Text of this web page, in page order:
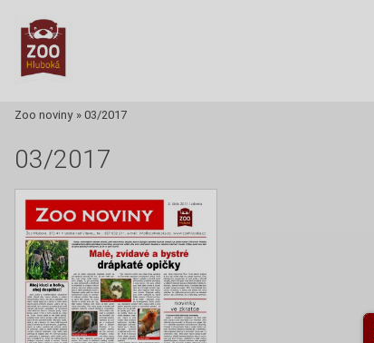
Zoo noviny » 03/2017
03/2017